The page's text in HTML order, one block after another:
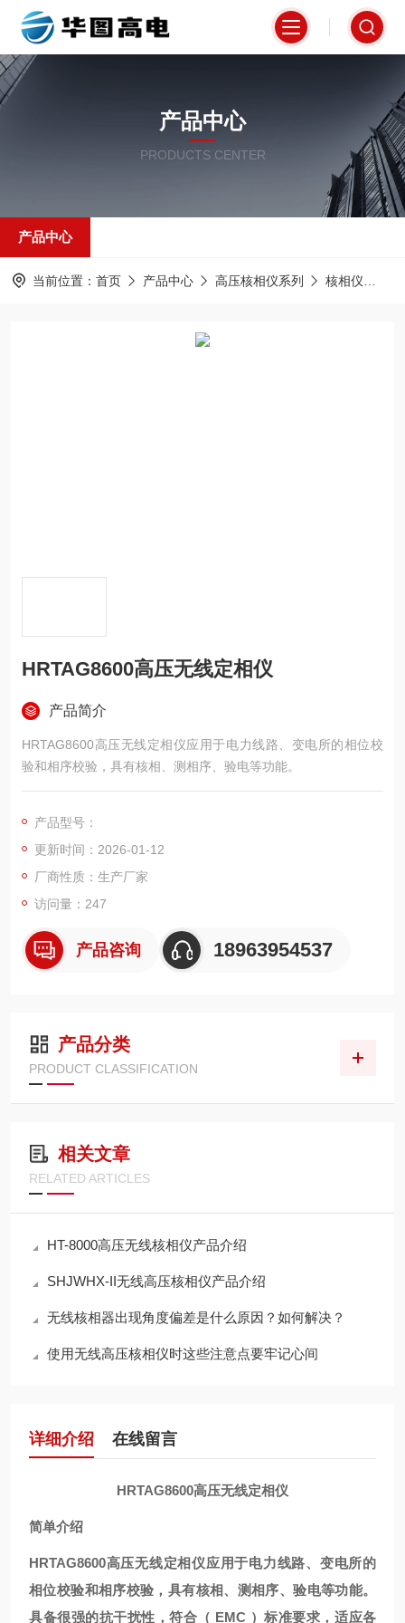
产品中心
PRODUCTS CENTER
产品中心
当前位置： 首页 产品中心 高压核相仪系列 核相仪
HRTAG8600高压无线定相仪
产品简介
HRTAG8600高压无线定相仪应用于电力线路、变电所的相位校
验和相序校验，具有核相、测相序、验电等功能。
产品型号：
更新时间：2026-01-12
厂商性质：生产厂家
访问量：247
产品咨询 18963954537
产品分类
PRODUCT CLASSIFICATION
相关文章
RELATED ARTICLES
HT-8000高压无线核相仪产品介绍
SHJWHX-II无线高压核相仪产品介绍
无线核相器出现角度偏差是什么原因？如何解决？
使用无线高压核相仪时这些注意点要牢记心间
详细介绍 在线留言
HRTAG8600高压无线定相仪
简单介绍
HRTAG8600高压无线定相仪应用于电力线路、变电所的
相位校验和相序校验，具有核相、测相序、验电等功能。
具备很强的抗干扰性，符合（ EMC ）标准要求，适应各